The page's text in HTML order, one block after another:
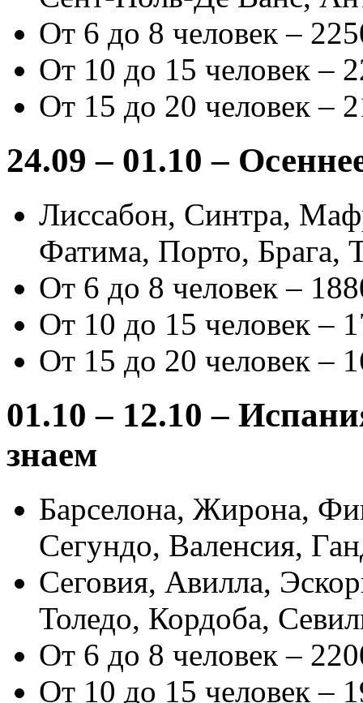
От 6 до 8 человек –
От 10 до 15 человек –
От 15 до 20 человек –
24.09 – 01.10 –
Лиссабон, Синтра,
Фатима, Порто, Брага,
От 6 до 8 человек –
От 10 до 15 человек –
От 15 до 20 человек –
01.10 – 12.10 –
знаем
Барселона, Жирона,
Сегундо, Валенсия,
Сеговия, Авилла,
Толедо, Кордоба,
От 6 до 8 человек –
От 10 до 15 человек –